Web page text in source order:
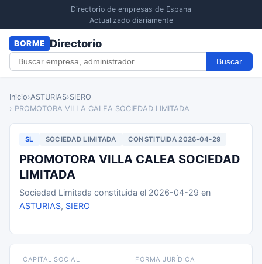
Directorio de empresas de Espana
Actualizado diariamente
BORME Directorio
Buscar
Inicio›ASTURIAS›SIERO
› PROMOTORA VILLA CALEA SOCIEDAD LIMITADA
SL SOCIEDAD LIMITADA CONSTITUIDA 2026-04-29
PROMOTORA VILLA CALEA SOCIEDAD
LIMITADA
Sociedad Limitada constituida el 2026-04-29 en
ASTURIAS, SIERO
CAPITAL SOCIAL FORMA JURÍDICA